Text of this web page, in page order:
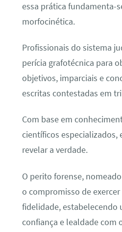
essa prática fundamenta-
morfocinética.
Profissionais do sistema
perícia grafotécnica para
objetivos, imparciais e
escritas contestadas em
Com base em
científicos especializados,
revelar a verdade.
O perito forense,
o compromisso de
fidelidade, estabelecendo
confiança e lealdade com